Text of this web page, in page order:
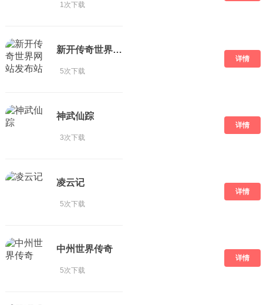
1次下载
新开传奇世界网站发布站
5次下载
详情
神武仙踪
3次下载
详情
凌云记
5次下载
详情
中州世界传奇
5次下载
详情